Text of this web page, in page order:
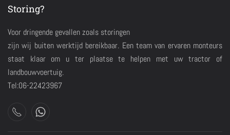
Storing?
Voor dringende gevallen zoals storingen
zijn wij buiten werktijd bereikbaar. Een team van ervaren monteurs
staat klaar om u ter plaatse te helpen met uw tractor of
landbouwvoertuig.
Tel:06-22423967